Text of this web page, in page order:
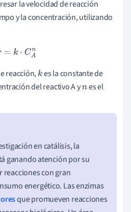
la velocidad de reacción
y la concentración, utilizando
r=k⋅CAn
reacción,kes la constante de
del reactivo A yn es el
en catálisis, la
ganando atención por su
reacciones con gran
energético. Las enzimas
que promueven reacciones